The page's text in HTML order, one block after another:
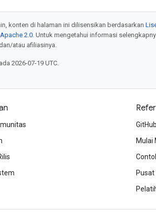
konten di halaman ini dilisensikan berdasarkan
2.0. Untuk mengetahui informasi
atau afiliasinya.
2026-07-19 UTC.
GitHub
Mulai